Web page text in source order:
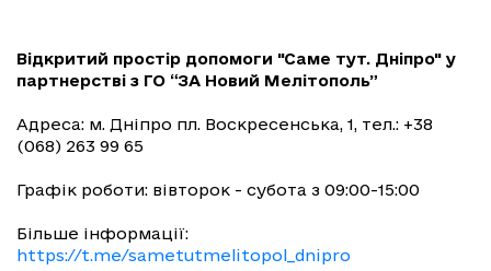
Відкритий простір допомоги "Саме тут. Дніпро" у
партнерстві з ГО “ЗА Новий Мелітополь”
Адреса: м. Дніпро пл. Воскресенська, 1, тел.: +38
(068) 263 99 65
Графік роботи: вівторок - субота з 09:00-15:00
Більше інформації:
https://t.me/sametutmelitopol_dnipro